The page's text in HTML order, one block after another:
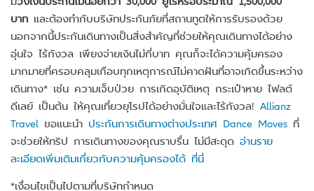
บาท และต้องทำกับบริษัทประกันภัยที่สถานทูตให้การรับรองด้วย
นอกจากนี้ประกันเดินทางเป็นสิ่งสำคัญที่ช่วยให้คุณเดินทางได้อย่าง
อุ่นใจ ไร้กังวล เพียงจ่ายเงินไม่กี่บาท คุณก็จะได้ความคุ้มครอง
มากมายที่ครอบคลุมเกือบทุกเหตุการณ์ไม่คาดฝันที่อาจเกิดขึ้นระหว่าง
เดินทาง* เช่น ความเจ็บป่วย การเกิดอุบัติเหตุ กระเป๋าหาย ไฟลต์
ดีเลย์ เป็นต้น ให้คุณเที่ยวยุโรปได้อย่างมั่นใจและไร้กังวล! Allianz
Travel ขอแนะนำ ประกันการเดินทางต่างประเทศ Dance Moves ที่
จะช่วยให้ทริป การเดินทางของคุณราบรื่น ไม่มีสะดุด อ่านราย
ละเอียดเพิ่มเติมเกี่ยวกับความคุ้มครองได้ ที่นี่
*เงื่อนไขเป็นไปตามที่บริษัทกำหนด